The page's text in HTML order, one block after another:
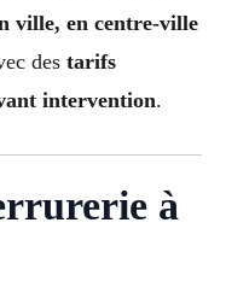
ville, en centre-ville
des tarifs
intervention.
à